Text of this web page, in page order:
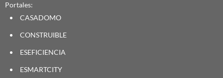
Portales:
CASADOMO
CONSTRUIBLE
ESEFICIENCIA
ESMARTCITY